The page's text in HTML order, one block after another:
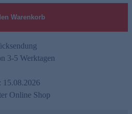
Warenkorb
3-5 Werktagen
Online Shop